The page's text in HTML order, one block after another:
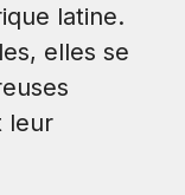
latine.
elles se
leur